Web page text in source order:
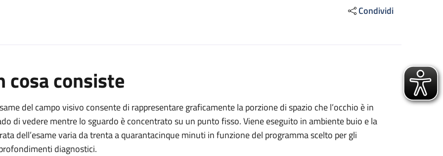
Condividi
cosa consiste
del campo visivo consente di rappresentare graficamente la porzione di spazio che l’occhio è in
di vedere mentre lo sguardo è concentrato su un punto fisso. Viene eseguito in ambiente buio e la
dell’esame varia da trenta a quarantacinque minuti in funzione del programma scelto per gli
diagnostici.